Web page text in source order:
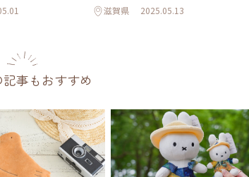
滋賀県 2025.05.13
事もおすすめ